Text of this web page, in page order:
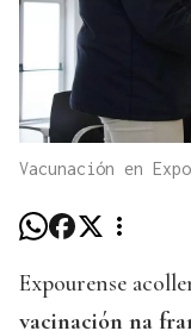
Vacunación en
Expourense
vacinación na